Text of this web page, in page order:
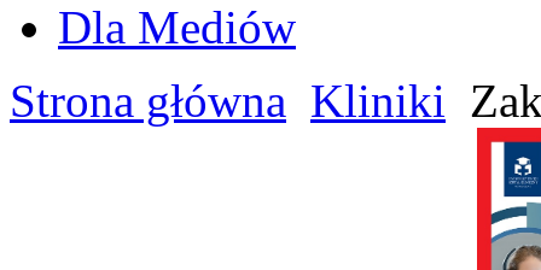
Dla Mediów
Strona główna Kliniki